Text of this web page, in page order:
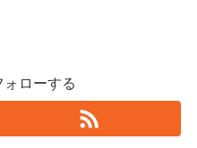
ローする